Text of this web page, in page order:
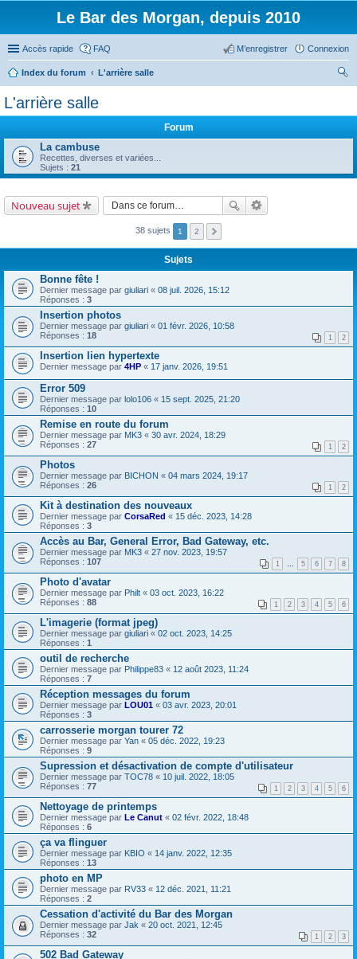
Le Bar des Morgan, depuis 2010
Accès rapide FAQ Connexion
M’enregistrer
Index du forum
L'arrière salle
L'arrière salle
Forum
La cambuse
Recettes, diverses et variées...
Sujets : 21
Nouveau sujet
38 sujets 1 2
Sujets
Bonne fête !
Dernier message par giuliari « 08 juil. 2026, 15:12
Réponses : 3
Insertion photos
Dernier message par giuliari « 01 févr. 2026, 10:58
Réponses : 18 1 2
Insertion lien hypertexte
Dernier message par 4HP « 17 janv. 2026, 19:51
Error 509
Dernier message par lolo106 « 15 sept. 2025, 21:20
Réponses : 10
Remise en route du forum
Dernier message par MK3 « 30 avr. 2024, 18:29
Réponses : 27 1 2
Photos
Dernier message par BICHON « 04 mars 2024, 19:17
Réponses : 26 1 2
Kit à destination des nouveaux
Dernier message par CorsaRed « 15 déc. 2023, 14:28
Réponses : 3
Accès au Bar, General Error, Bad Gateway, etc.
Dernier message par MK3 « 27 nov. 2023, 19:57
Réponses : 107 1 … 5 6 7 8
Photo d'avatar
Dernier message par Philt « 03 oct. 2023, 16:22
Réponses : 88 1 2 3 4 5 6
L'imagerie (format jpeg)
Dernier message par giuliari « 02 oct. 2023, 14:25
Réponses : 1
outil de recherche
Dernier message par Philippe83 « 12 août 2023, 11:24
Réponses : 7
Réception messages du forum
Dernier message par LOU01 « 03 avr. 2023, 20:01
Réponses : 3
carrosserie morgan tourer 72
Dernier message par Yan « 05 déc. 2022, 19:23
Réponses : 9
Supression et désactivation de compte d'utilisateur
Dernier message par TOC78 « 10 juil. 2022, 18:05
Réponses : 77 1 2 3 4 5 6
Nettoyage de printemps
Dernier message par Le Canut « 02 févr. 2022, 18:48
Réponses : 6
ça va flinguer
Dernier message par KBIO « 14 janv. 2022, 12:35
Réponses : 13
photo en MP
Dernier message par RV33 « 12 déc. 2021, 11:21
Réponses : 2
Cessation d'activité du Bar des Morgan
Dernier message par Jak « 20 oct. 2021, 12:45
Réponses : 32 1 2 3
502 Bad Gateway